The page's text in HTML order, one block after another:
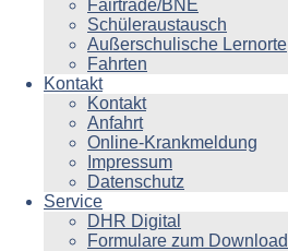
Fairtrade/BNE
Schüleraustausch
Außerschulische Lernorte
Fahrten
Kontakt
Kontakt
Anfahrt
Online-Krankmeldung
Impressum
Datenschutz
Service
DHR Digital
Formulare zum Download